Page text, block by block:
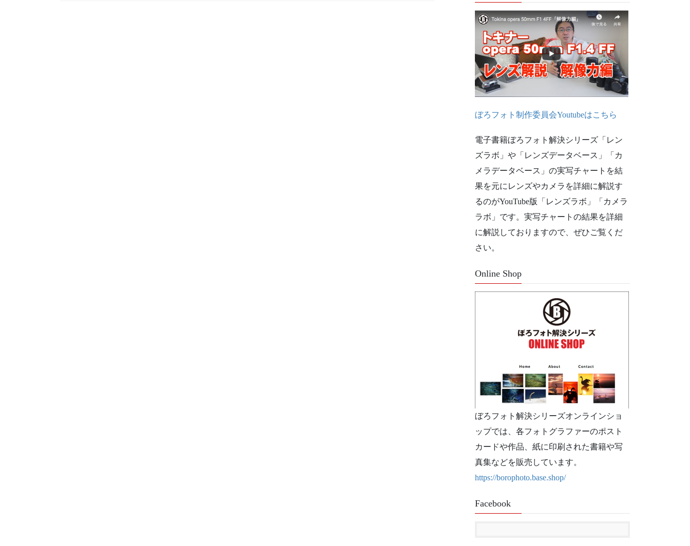
ぼろフォト制作委員会Youtubeはこちら
電子書籍ぼろフォト解決シリーズ「レン
ズラボ」や「レンズデータベース」「カ
メラデータベース」の実写チャートを結
果を元にレンズやカメラを詳細に解説す
るのがYouTube版「レンズラボ」「カメラ
ラボ」です。実写チャートの結果を詳細
に解説しておりますので、ぜひご覧くだ
さい。
Online Shop
ぼろフォト解決シリーズオンラインショ
ップでは、各フォトグラファーのポスト
カードや作品、紙に印刷された書籍や写
真集などを販売しています。
https://borophoto.base.shop/
Facebook